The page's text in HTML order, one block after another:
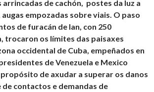
de cachón, postes da luz a
empozadas sobre viais. O paso
de furacán de Ian, con 250
trocaron os límites das paisaxes
occidental de Cuba, empeñados en
de Venezuela e Mexico
de axudar a superar os danos
contactos e demandas de